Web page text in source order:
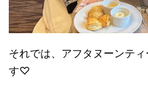
それでは、アフタヌーンテ
す♡